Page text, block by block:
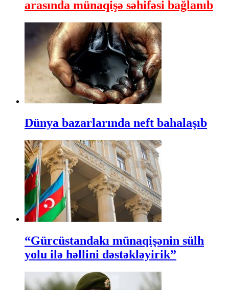
arasında münaqişə səhifəsi bağlanıb
Dünya bazarlarında neft bahalaşıb
“Gürcüstandakı münaqişənin sülh
yolu ilə həllini dəstəkləyirik”